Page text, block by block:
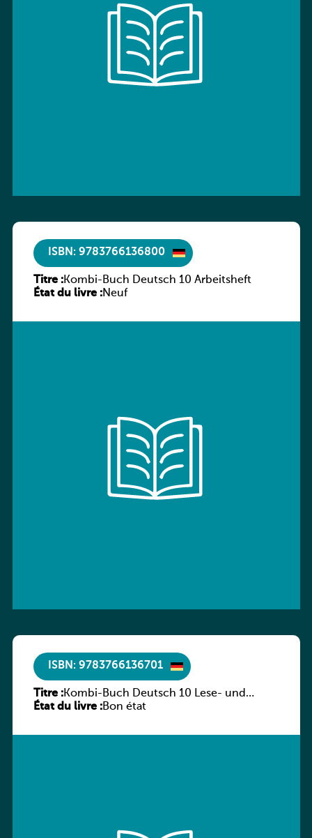
ISBN: 9783766136800
Titre :Kombi-Buch Deutsch 10 Arbeitsheft
État du livre :Neuf
ISBN: 9783766136701
Titre :Kombi-Buch Deutsch 10 Lese- und
Sprachbuch
État du livre :Bon état